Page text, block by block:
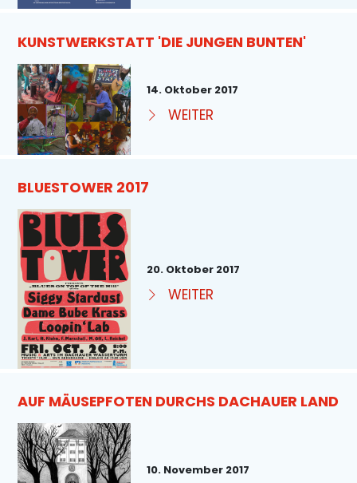
KUNSTWERKSTATT 'DIE JUNGEN BUNTEN'
14. Oktober 2017
WEITER
BLUESTOWER 2017
20. Oktober 2017
WEITER
AUF MÄUSEPFOTEN DURCHS DACHAUER LAND
10. November 2017